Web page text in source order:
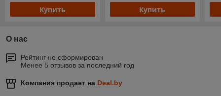
Купить Купить
О нас
Рейтинг не сформирован
Менее 5 отзывов за последний год
Компания продает на Deal.by